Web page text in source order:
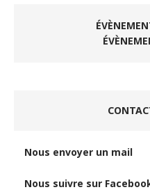
Nous envoyer un mail
Nous suivre sur